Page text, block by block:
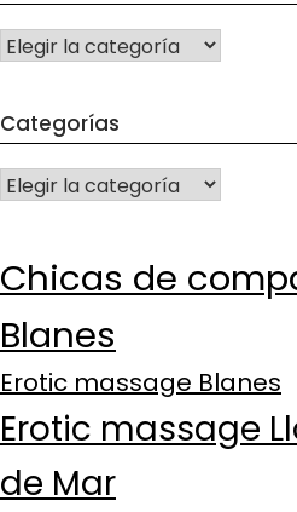
CATEGORÍAS
Categorías
CATEGORÍAS
Chicas de
Blanes
Erotic massage Blanes
Erotic massage
de Mar